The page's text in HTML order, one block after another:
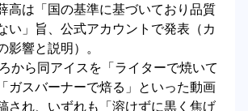
高は「国の基準に基づいており品質
い」旨、公式アカウントで発表（カ
影響と説明）。
から同アイスを「ライターで焼いて
ガスバーナーで焙る」といった動画
され、いずれも「溶けずに黒く焦げ